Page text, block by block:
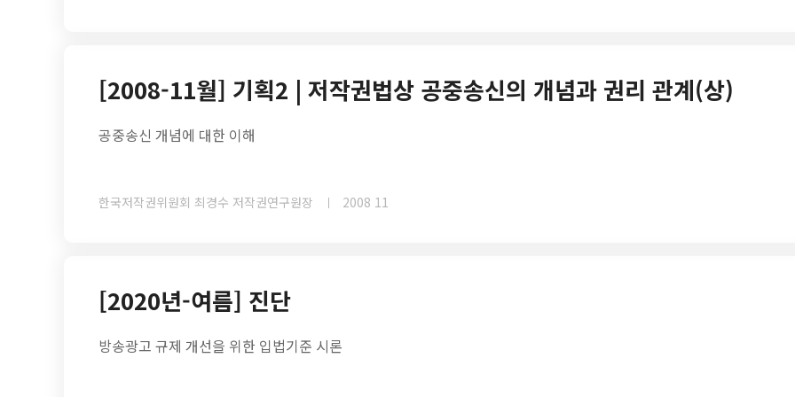
[2008-11월] 기획2 | 저작권법상 공중송신의 개념과 권리 관계(상)
공중송신 개념에 대한 이해
한국저작권위원회 최경수 저작권연구원장 2008 11
[2020년-여름] 진단
방송광고 규제 개선을 위한 입법기준 시론